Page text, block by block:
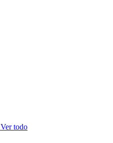
Ver todo